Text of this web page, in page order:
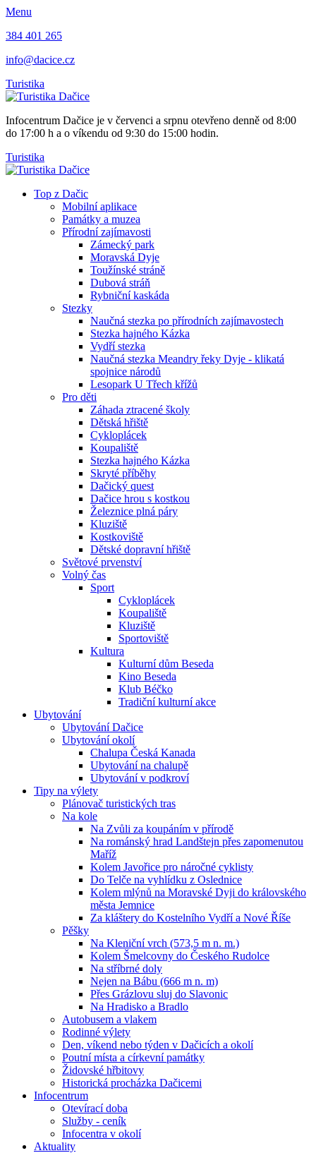
Menu
384 401 265
info@dacice.cz
Turistika
Infocentrum Dačice je v červenci a srpnu otevřeno denně od 8:00
do 17:00 h a o víkendu od 9:30 do 15:00 hodin.
Turistika
Top z Dačic
Mobilní aplikace
Památky a muzea
Přírodní zajímavosti
Zámecký park
Moravská Dyje
Toužínské stráně
Dubová stráň
Rybniční kaskáda
Stezky
Naučná stezka po přírodních zajímavostech
Stezka hajného Kázka
Vydří stezka
Naučná stezka Meandry řeky Dyje - klikatá
spojnice národů
Lesopark U Třech křížů
Pro děti
Záhada ztracené školy
Dětská hřiště
Cykloplácek
Koupaliště
Stezka hajného Kázka
Skryté příběhy
Dačický quest
Dačice hrou s kostkou
Železnice plná páry
Kluziště
Kostkoviště
Dětské dopravní hřiště
Světové prvenství
Volný čas
Sport
Cykloplácek
Koupaliště
Kluziště
Sportoviště
Kultura
Kulturní dům Beseda
Kino Beseda
Klub Béčko
Tradiční kulturní akce
Ubytování
Ubytování Dačice
Ubytování okolí
Chalupa Česká Kanada
Ubytování na chalupě
Ubytování v podkroví
Tipy na výlety
Plánovač turistických tras
Na kole
Na Zvůli za koupáním v přírodě
Na románský hrad Landštejn přes zapomenutou
Maříž
Kolem Javořice pro náročné cyklisty
Do Telče na vyhlídku z Oslednice
Kolem mlýnů na Moravské Dyji do královského
města Jemnice
Za kláštery do Kostelního Vydří a Nové Říše
Pěšky
Na Kleniční vrch (573,5 m n. m.)
Kolem Šmelcovny do Českého Rudolce
Na stříbrné doly
Nejen na Bábu (666 m n. m)
Přes Grázlovu sluj do Slavonic
Na Hradisko a Bradlo
Autobusem a vlakem
Rodinné výlety
Den, víkend nebo týden v Dačicích a okolí
Poutní místa a církevní památky
Židovské hřbitovy
Historická procházka Dačicemi
Infocentrum
Otevírací doba
Služby - ceník
Infocentra v okolí
Aktuality